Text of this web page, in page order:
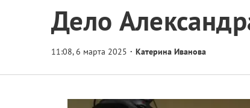
Дело
Катерина Иванова